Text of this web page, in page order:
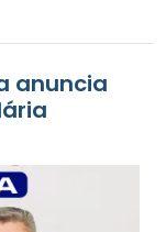
anuncia